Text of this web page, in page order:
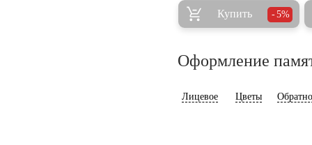
Купить 5%
Оформление
Лицевое Цветы